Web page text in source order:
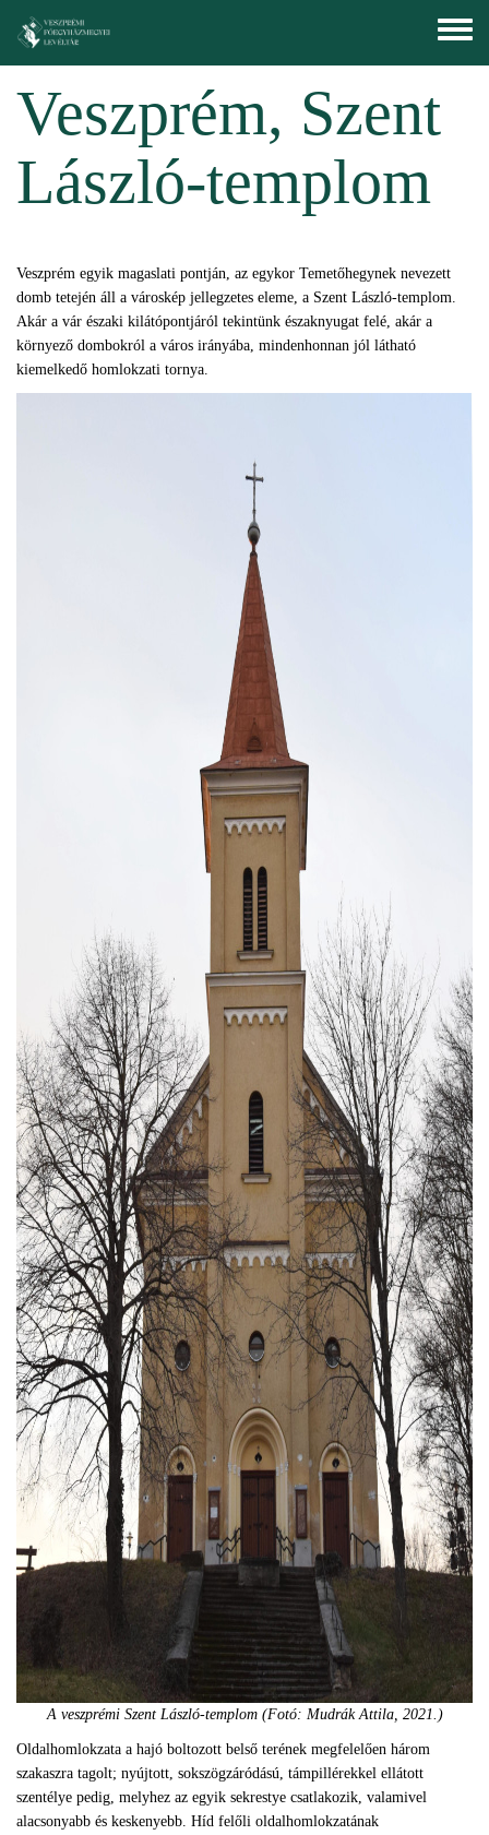
Toggle
menu
Veszprém, Szent
László-templom
Veszprém egyik magaslati pontján, az egykor Temetőhegynek nevezett
domb tetején áll a városkép jellegzetes eleme, a Szent László-templom.
Akár a vár északi kilátópontjáról tekintünk északnyugat felé, akár a
környező dombokról a város irányába, mindenhonnan jól látható
kiemelkedő homlokzati tornya.
A veszprémi Szent László-templom (Fotó: Mudrák Attila, 2021.)
Oldalhomlokzata a hajó boltozott belső terének megfelelően három
szakaszra tagolt; nyújtott, sokszögzáródású, támpillérekkel ellátott
szentélye pedig, melyhez az egyik sekrestye csatlakozik, valamivel
alacsonyabb és keskenyebb. Híd felőli oldalhomlokzatának